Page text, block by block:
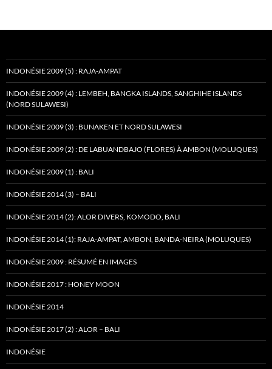
INDONÉSIE 2009 (5) : RAJA-AMPAT
INDONÉSIE 2009 (4) : LEMBEH, BANGKA ISLANDS, SANGHIHE ISLANDS
(NORD SULAWESI)
INDONÉSIE 2009 (3) : BUNAKEN ET NORD SULAWESI
INDONÉSIE 2009 (2) : DE LABUANDBAJO (FLORES) À AMBON (MOLUQUES)
INDONÉSIE 2009 (1) : BALI
INDONÉSIE 2014 (3) – BALI
INDONÉSIE 2014 (2): ALOR DIVERS, KOMODO, BALI
INDONÉSIE 2014 (1): RAJA-AMPAT, AMBON, BANDA-NEIRA (MOLUQUES)
INDONÉSIE 2009 : RÉSUMÉ EN IMAGES
INDONÉSIE 2017 : HONEY MOON
INDONÉSIE 2014
INDONÉSIE 2017 (2) : ALOR – BALI
INDONÉSIE